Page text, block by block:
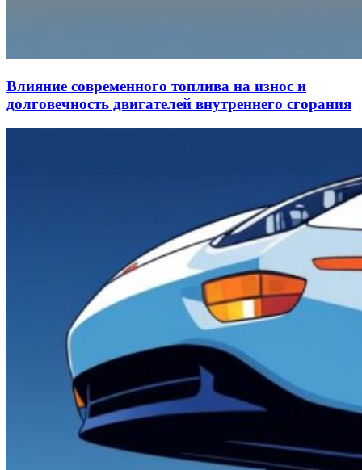
Влияние современного топлива на износ и
долговечность двигателей внутреннего сгорания